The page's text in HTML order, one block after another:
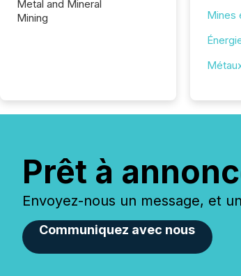
Metal and Mineral
Mining
Mines
Prêt à
Envoyez-nous un message, et
Communiquez avec nous